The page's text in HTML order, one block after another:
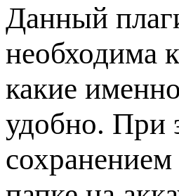
Данный
необходима
какие
удобно. При